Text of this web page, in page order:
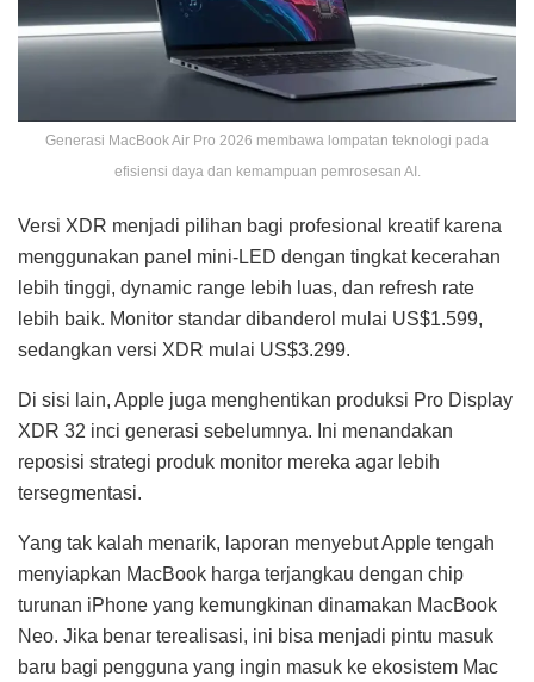
Generasi MacBook Air Pro 2026 membawa lompatan teknologi pada
efisiensi daya dan kemampuan pemrosesan AI.
Versi XDR menjadi pilihan bagi profesional kreatif karena
menggunakan panel mini-LED dengan tingkat kecerahan
lebih tinggi, dynamic range lebih luas, dan refresh rate
lebih baik. Monitor standar dibanderol mulai US$1.599,
sedangkan versi XDR mulai US$3.299.
Di sisi lain, Apple juga menghentikan produksi Pro Display
XDR 32 inci generasi sebelumnya. Ini menandakan
reposisi strategi produk monitor mereka agar lebih
tersegmentasi.
Yang tak kalah menarik, laporan menyebut Apple tengah
menyiapkan MacBook harga terjangkau dengan chip
turunan iPhone yang kemungkinan dinamakan MacBook
Neo. Jika benar terealisasi, ini bisa menjadi pintu masuk
baru bagi pengguna yang ingin masuk ke ekosistem Mac